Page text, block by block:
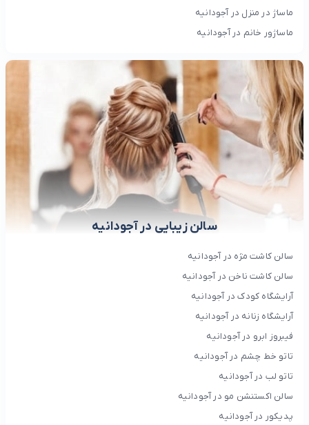
ماساژ در منزل در آجودانیه
ماساژور خانم در آجودانیه
سالن زیبایی در آجودانیه
سالن کاشت مژه در آجودانیه
سالن کاشت ناخن در آجودانیه
آرایشگاه کودک در آجودانیه
آرایشگاه زنانه در آجودانیه
فیبروز ابرو در آجودانیه
تاتو خط چشم در آجودانیه
تاتو لب در آجودانیه
سالن اکستنشن مو در آجودانیه
پدیکور در آجودانیه